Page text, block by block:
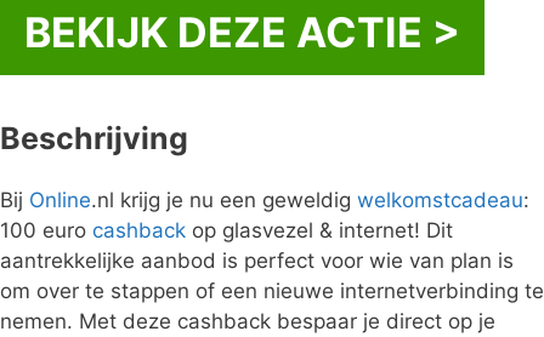
BEKIJK DEZE ACTIE >
Beschrijving
Bij Online.nl krijg je nu een geweldig welkomstcadeau:
100 euro cashback op glasvezel & internet! Dit
aantrekkelijke aanbod is perfect voor wie van plan is
om over te stappen of een nieuwe internetverbinding te
nemen. Met deze cashback bespaar je direct op je